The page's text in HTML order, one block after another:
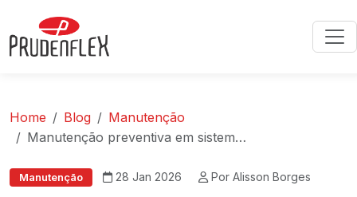
Home Blog
Manutenção
Manutenção preventiva em sistemas hidráulicos: checklist completo
Manutenção 28 Jan 2026 Por Alisson Borges